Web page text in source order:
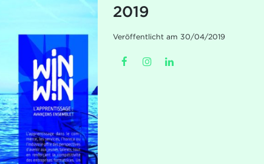
2019
Veröffentlicht am 30/04/2019